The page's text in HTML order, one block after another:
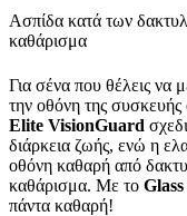
Ασπίδα κατά των
καθάρισμα
Για σένα που θέλεις να
την οθόνη της
Elite VisionGuard
διάρκεια ζωής, ενώ η
οθόνη καθαρή από
καθάρισμα. Με το
πάντα καθαρή!